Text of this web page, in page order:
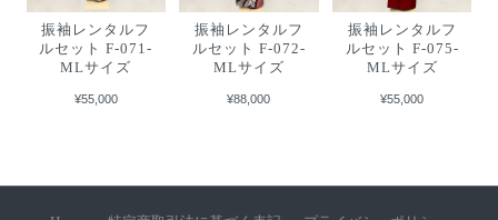
振袖レンタルフ
ルセット F-071-
MLサイズ
¥55,000
振袖レンタルフ
ルセット F-072-
MLサイズ
¥88,000
振袖レンタルフ
ルセット F-075-
MLサイズ
¥55,000